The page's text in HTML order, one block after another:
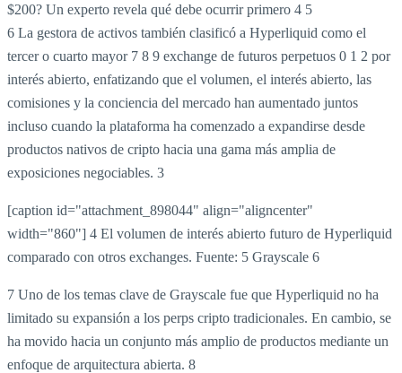
$200? Un experto revela qué debe ocurrir primero 4 5
6 La gestora de activos también clasificó a Hyperliquid como el
tercer o cuarto mayor 7 8 9 exchange de futuros perpetuos 0 1 2 por
interés abierto, enfatizando que el volumen, el interés abierto, las
comisiones y la conciencia del mercado han aumentado juntos
incluso cuando la plataforma ha comenzado a expandirse desde
productos nativos de cripto hacia una gama más amplia de
exposiciones negociables. 3
[caption id="attachment_898044" align="aligncenter"
width="860"] 4 El volumen de interés abierto futuro de Hyperliquid
comparado con otros exchanges. Fuente: 5 Grayscale 6
7 Uno de los temas clave de Grayscale fue que Hyperliquid no ha
limitado su expansión a los perps cripto tradicionales. En cambio, se
ha movido hacia un conjunto más amplio de productos mediante un
enfoque de arquitectura abierta. 8